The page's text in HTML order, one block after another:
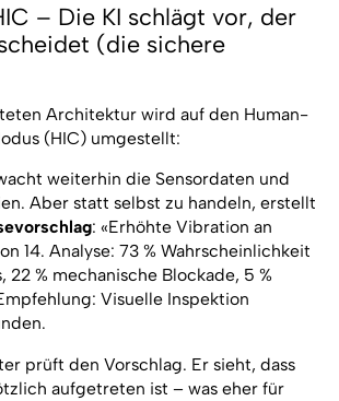
– Die KI schlägt vor, der
(die sichere
Architektur wird auf den Human-
(HIC) umgestellt:
weiterhin die Sensordaten und
Aber statt selbst zu handeln, erstellt
: «Erhöhte Vibration an
14. Analyse: 73 % Wahrscheinlichkeit
22 % mechanische Blockade, 5 %
Visuelle Inspektion
prüft den Vorschlag. Er sieht, dass
aufgetreten ist – was eher für